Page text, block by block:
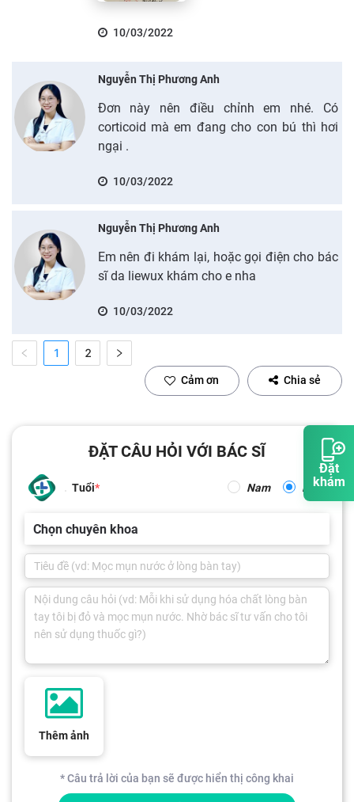
Đặt
khám
10/03/2022
Nguyễn Thị Phương Anh
Đơn này nên điều chỉnh em nhé. Có
corticoid mà em đang cho con bú thì hơi
ngại .
10/03/2022
Nguyễn Thị Phương Anh
Em nên đi khám lại, hoặc gọi điện cho bác
sĩ da liewux khám cho e nha
10/03/2022
1 2
Cảm ơn Chia sẻ
ĐẶT CÂU HỎI VỚI BÁC SĨ
Tuổi Nam Nữ
Chọn chuyên khoa
Thêm ảnh
* Câu trả lời của bạn sẽ được hiển thị công khai